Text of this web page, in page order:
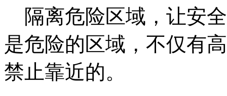
隔离危险区域，让安
是危险的区域，不仅有
禁止靠近的。